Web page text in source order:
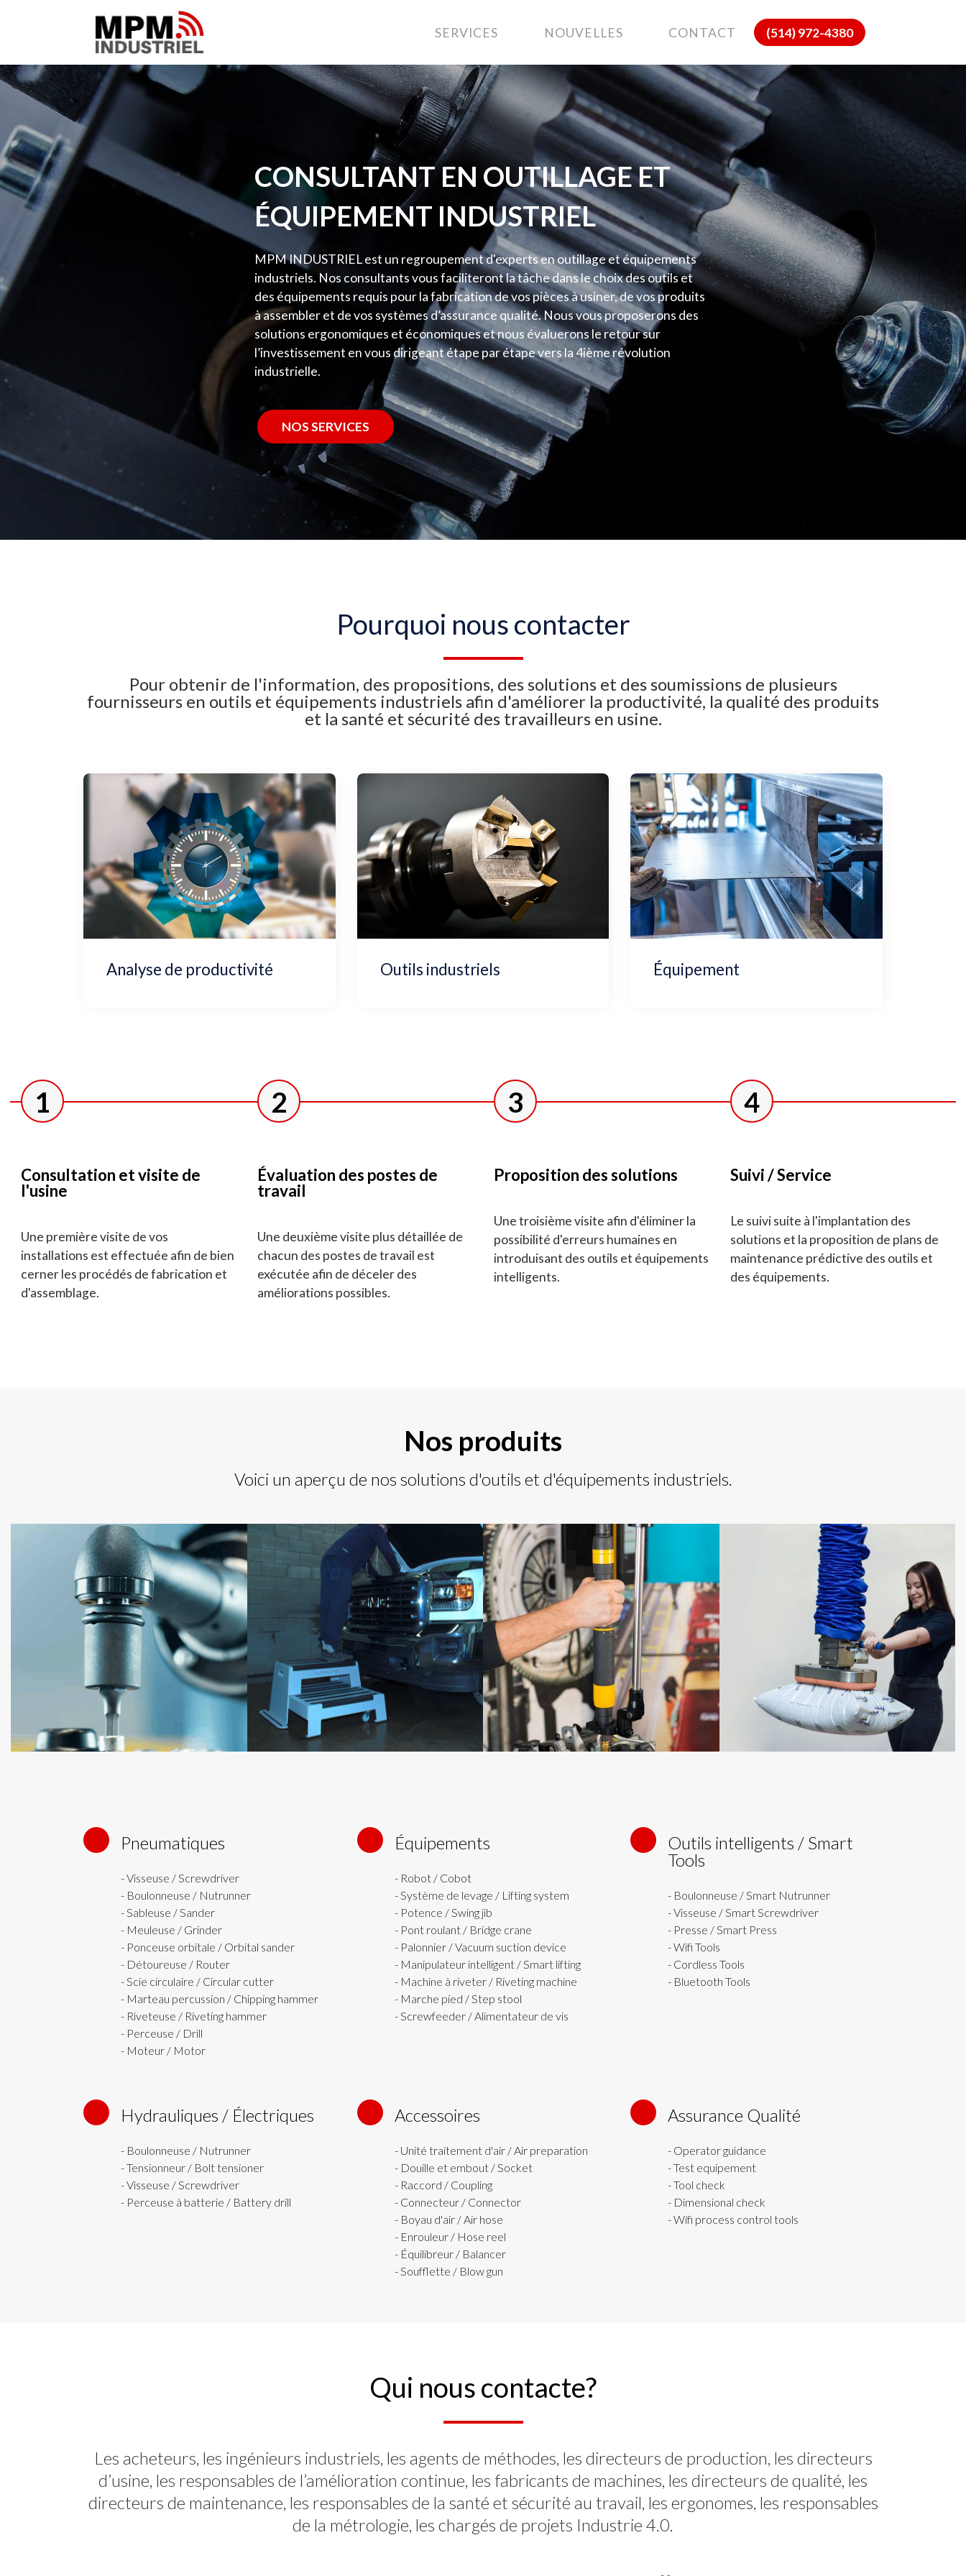
SERVICES NOUVELLES CONTACT (514) 972-4380
CONSULTANT EN OUTILLAGE ET
ÉQUIPEMENT INDUSTRIEL
MPM INDUSTRIEL est un regroupement d'experts en outillage et équipements
industriels. Nos consultants vous faciliteront la tâche dans le choix des outils et
des équipements requis pour la fabrication de vos pièces à usiner, de vos produits
à assembler et de vos systèmes d’assurance qualité. Nous vous proposerons des
solutions ergonomiques et économiques et nous évaluerons le retour sur
l’investissement en vous dirigeant étape par étape vers la 4ième révolution
industrielle.
NOS SERVICES
Pourquoi nous contacter
Pour obtenir de l'information, des propositions, des solutions et des soumissions de plusieurs
fournisseurs en outils et équipements industriels afin d'améliorer la productivité, la qualité des produits
et la santé et sécurité des travailleurs en usine.
Analyse de productivité Outils industriels Équipement
1
Consultation et visite de
l'usine
Une première visite de vos
installations est effectuée afin de bien
cerner les procédés de fabrication et
d'assemblage.
2
Évaluation des postes de
travail
Une deuxième visite plus détaillée de
chacun des postes de travail est
exécutée afin de déceler des
améliorations possibles.
3
Proposition des solutions
Une troisième visite afin d'éliminer la
possibilité d'erreurs humaines en
introduisant des outils et équipements
intelligents.
4
Suivi / Service
Le suivi suite à l'implantation des
solutions et la proposition de plans de
maintenance prédictive des outils et
des équipements.
Nos produits
Voici un aperçu de nos solutions d'outils et d'équipements industriels.
Pneumatiques
- Visseuse / Screwdriver
- Boulonneuse / Nutrunner
- Sableuse / Sander
- Meuleuse / Grinder
- Ponceuse orbitale / Orbital sander
- Détoureuse / Router
- Scie circulaire / Circular cutter
- Marteau percussion / Chipping hammer
- Riveteuse / Riveting hammer
- Perceuse / Drill
- Moteur / Motor
Équipements
- Robot / Cobot
- Système de levage / Lifting system
- Potence / Swing jib
- Pont roulant / Bridge crane
- Palonnier / Vacuum suction device
- Manipulateur intelligent / Smart lifting
- Machine à riveter / Riveting machine
- Marche pied / Step stool
- Screwfeeder / Alimentateur de vis
Outils intelligents / Smart
Tools
- Boulonneuse / Smart Nutrunner
- Visseuse / Smart Screwdriver
- Presse / Smart Press
- Wifi Tools
- Cordless Tools
- Bluetooth Tools
Hydrauliques / Électriques
- Boulonneuse / Nutrunner
- Tensionneur / Bolt tensioner
- Visseuse / Screwdriver
- Perceuse à batterie / Battery drill
Accessoires
- Unité traitement d'air / Air preparation
- Douille et embout / Socket
- Raccord / Coupling
- Connecteur / Connector
- Boyau d'air / Air hose
- Enrouleur / Hose reel
- Équilibreur / Balancer
- Soufflette / Blow gun
Assurance Qualité
- Operator guidance
- Test equipement
- Tool check
- Dimensional check
- Wifi process control tools
Qui nous contacte?
Les acheteurs, les ingénieurs industriels, les agents de méthodes, les directeurs de production, les directeurs
d’usine, les responsables de l’amélioration continue, les fabricants de machines, les directeurs de qualité, les
directeurs de maintenance, les responsables de la santé et sécurité au travail, les ergonomes, les responsables
de la métrologie, les chargés de projets Industrie 4.0.